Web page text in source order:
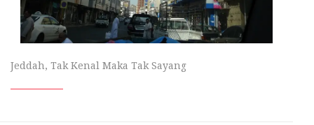
Jeddah, Tak Kenal Maka Tak Sayang